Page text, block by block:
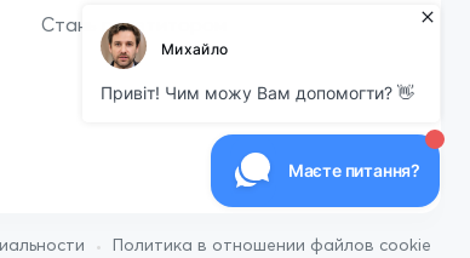
Стань репетитором
• Политика в отношении файлов cookie